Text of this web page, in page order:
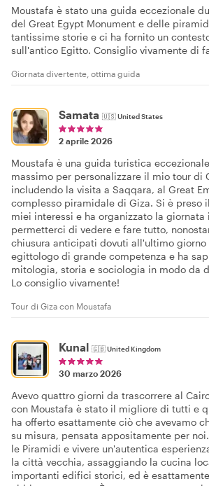
Moustafa è stato una guida eccezionale
del Great Egypt Monument e delle
tantissime storie e ci ha fornito un
sull'antico Egitto. Consiglio vivamente di
Giornata divertente, ottima guida
Samata 🇺🇸United States
2 aprile 2026
Moustafa è una guida turistica
massimo per personalizzare il mio tour di
includendo la visita a Saqqara, al Great
complesso piramidale di Giza. Si è preso
miei interessi e ha organizzato la giornata
permetterci di vedere e fare tutto,
chiusura anticipati dovuti all'ultimo giorno
egittologo di grande competenza e ha
mitologia, storia e sociologia in modo da
Lo consiglio vivamente!
Tour di Giza con Moustafa
Kunal 🇬🇧United Kingdom
30 marzo 2026
Avevo quattro giorni da trascorrere al
con Moustafa è stato il migliore di tutti e
ha offerto esattamente ciò che avevamo
su misura, pensata appositamente per
le Piramidi e vivere un'autentica
la città vecchia, assaggiando la cucina
importanti edifici storici, ed è